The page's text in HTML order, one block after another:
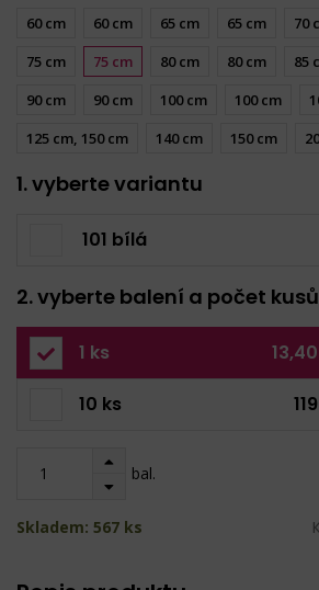
60 cm
60 cm 65 cm 65 cm 70
75 cm
75 cm 80 cm 80 cm 85
90 cm
90 cm 100 cm 100 cm
125 cm, 150 cm
140 cm 150 cm
1. vyberte variantu
101 bílá
2. vyberte balení a počet kusů
1 ks
10 ks
bal.
Skladem: 567 ks